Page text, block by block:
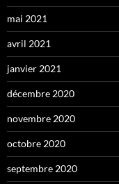
mai 2021
avril 2021
janvier 2021
décembre 2020
novembre 2020
octobre 2020
septembre 2020